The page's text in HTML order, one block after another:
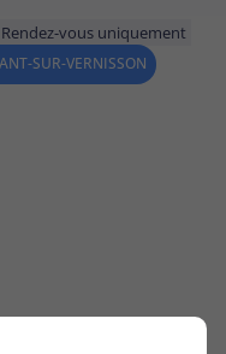
Rendez-vous uniquement